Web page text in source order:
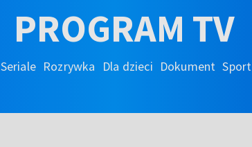
PROGRAM TV
Seriale Rozrywka Dla dzieci Dokument Sport